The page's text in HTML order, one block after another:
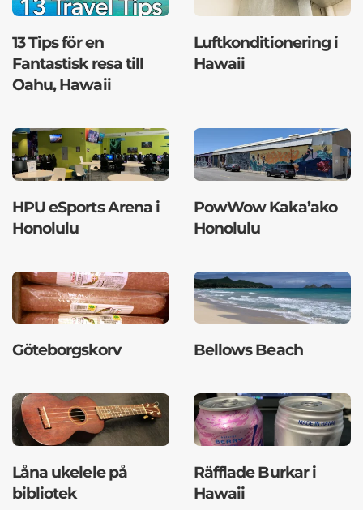
13 Tips för en
Fantastisk resa till
Oahu, Hawaii
Luftkonditionering i
Hawaii
HPU eSports Arena i
Honolulu
PowWow Kaka’ako
Honolulu
Göteborgskorv Bellows Beach
Låna ukelele på
bibliotek
Räfflade Burkar i
Hawaii